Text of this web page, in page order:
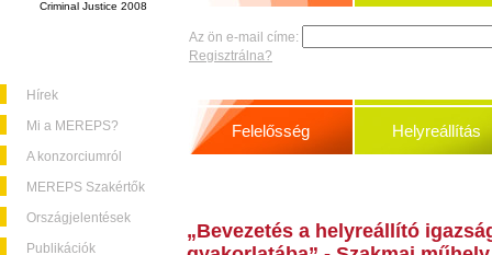
Criminal Justice 2008
Hírek
Mi a MEREPS?
A konzorciumról
MEREPS Szakértők
Országjelentések
Publikációk
Az ön e-mail címe:
Regisztrálna?
Felelősség Helyreállítás
„Bevezetés a helyreállító